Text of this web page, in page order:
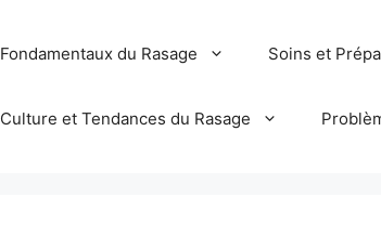
Fondamentaux du Rasage Soins et
Culture et Tendances du Rasage